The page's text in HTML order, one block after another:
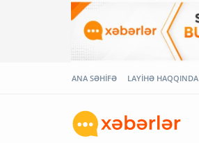
ANA SƏHİFƏ LAYİHƏ HAQQINDA